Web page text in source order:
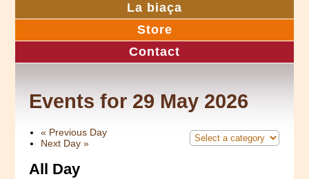
La biaça
Store
Contact
Events for 29 May 2026
« Previous Day
Next Day»
All Day